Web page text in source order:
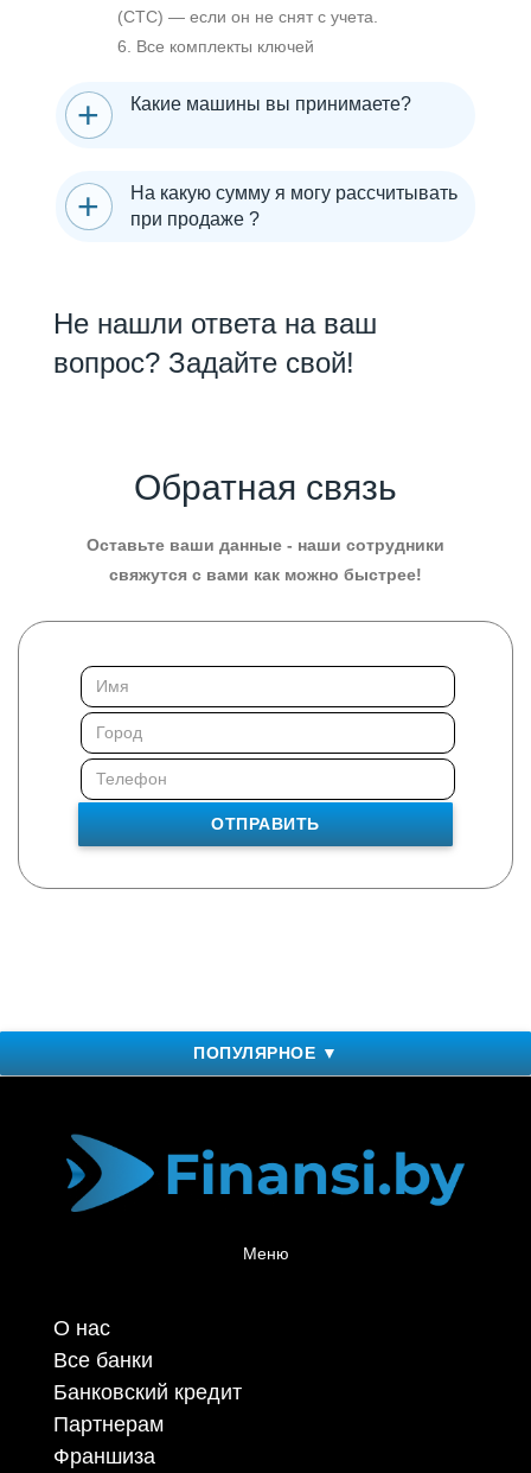
(СТС) — если он не снят с учета.
6. Все комплекты ключей
Какие машины вы принимаете?
На какую сумму я могу рассчитывать
при продаже ?
Не нашли ответа на ваш
вопрос? Задайте свой!
Обратная связь
Оставьте ваши данные - наши сотрудники
свяжутся с вами как можно быстрее!
ОТПРАВИТЬ
ПОПУЛЯРНОЕ ▼
Меню
О нас
Все банки
Банковский кредит
Партнерам
Франшиза